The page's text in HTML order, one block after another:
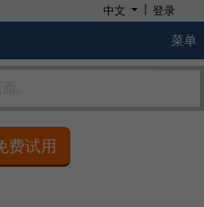
中文 | 登录
菜单
费试用